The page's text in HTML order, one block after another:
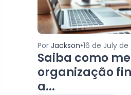
Por Jackson•16 de July de
Saiba como
organização
a...